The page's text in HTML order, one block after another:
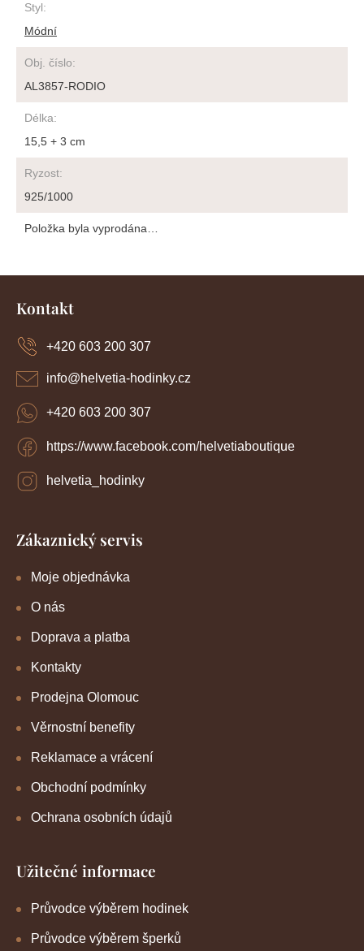
Styl:
Módní
Obj. číslo:
AL3857-RODIO
Délka:
15,5 + 3 cm
Ryzost:
925/1000
Položka byla vyprodána…
Kontakt
info@helvetia-hodinky.cz
+420 603 200 307
https://www.facebook.com/helvetiaboutique
helvetia_hodinky
+420 603 200 307
Zákaznický servis
Moje objednávka
O nás
Doprava a platba
Kontakty
Prodejna Olomouc
Věrnostní benefity
Reklamace a vrácení
Obchodní podmínky
Ochrana osobních údajů
Užitečné informace
Průvodce výběrem hodinek
Průvodce výběrem šperků